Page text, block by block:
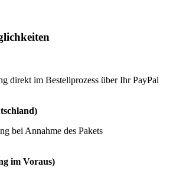
direkt im Bestellprozess über Ihr PayPal
bei Annahme des Pakets
im Voraus)